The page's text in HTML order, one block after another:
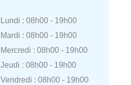
Lundi : 08h00 - 19h00
Mardi : 08h00 - 19h00
Mercredi : 08h00 - 19h00
Jeudi : 08h00 - 19h00
Vendredi : 08h00 - 19h00